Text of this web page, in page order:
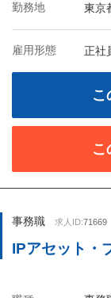
勤務地 東京
雇用形態 正社
こ
こ
事務職 求人ID:71669
IPアセット・